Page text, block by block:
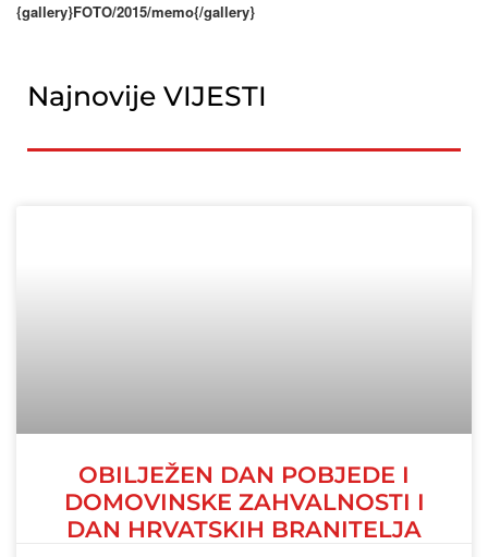
{gallery}FOTO/2015/memo{/gallery}
Najnovije VIJESTI
OBILJEŽEN DAN POBJEDE I
DOMOVINSKE ZAHVALNOSTI I
DAN HRVATSKIH BRANITELJA